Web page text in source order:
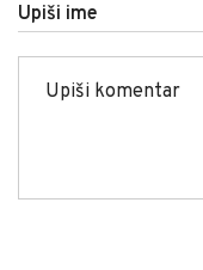
Upiši ime